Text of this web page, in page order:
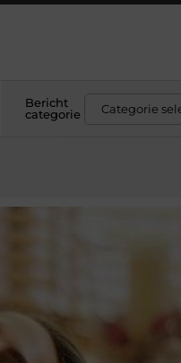
Bericht
categorie